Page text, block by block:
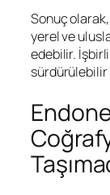
Sonuç olarak,
yerel ve
edebilir.